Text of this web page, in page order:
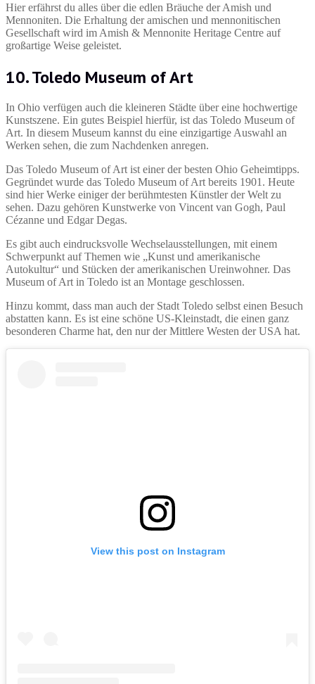
Hier erfährst du alles über die edlen Bräuche der Amish und
Mennoniten. Die Erhaltung der amischen und mennonitischen
Gesellschaft wird im Amish & Mennonite Heritage Centre auf
großartige Weise geleistet.
10. Toledo Museum of Art
In Ohio verfügen auch die kleineren Städte über eine hochwertige
Kunstszene. Ein gutes Beispiel hierfür, ist das Toledo Museum of
Art. In diesem Museum kannst du eine einzigartige Auswahl an
Werken sehen, die zum Nachdenken anregen.
Das Toledo Museum of Art ist einer der besten Ohio Geheimtipps.
Gegründet wurde das Toledo Museum of Art bereits 1901. Heute
sind hier Werke einiger der berühmtesten Künstler der Welt zu
sehen. Dazu gehören Kunstwerke von Vincent van Gogh, Paul
Cézanne und Edgar Degas.
Es gibt auch eindrucksvolle Wechselausstellungen, mit einem
Schwerpunkt auf Themen wie „Kunst und amerikanische
Autokultur“ und Stücken der amerikanischen Ureinwohner. Das
Museum of Art in Toledo ist an Montage geschlossen.
Hinzu kommt, dass man auch der Stadt Toledo selbst einen Besuch
abstatten kann. Es ist eine schöne US-Kleinstadt, die einen ganz
besonderen Charme hat, den nur der Mittlere Westen der USA hat.
View this post on Instagram